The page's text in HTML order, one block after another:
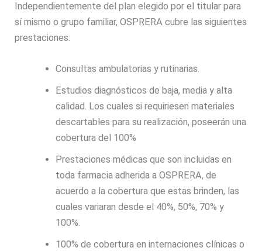
Independientemente del plan elegido por el titular para
sí mismo o grupo familiar, OSPRERA cubre las siguientes
prestaciones:
Consultas ambulatorias y rutinarias.
Estudios diagnósticos de baja, media y alta
calidad. Los cuales si requiriesen materiales
descartables para su realización, poseerán una
cobertura del 100%
Prestaciones médicas que son incluidas en
toda farmacia adherida a OSPRERA, de
acuerdo a la cobertura que estas brinden, las
cuales variaran desde el 40%, 50%, 70% y
100%.
100% de cobertura en internaciones clínicas o